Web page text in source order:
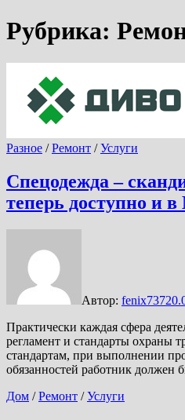
Рубрика:
Разное /Ремонт /Услуги
Спецодежда –
теперь доступно и
Автор: fenix737
Практически каждая сфера
регламент и стандарты охраны
стандартам, при выполнении
обязанностей работник
Дом /Ремонт /Услуги